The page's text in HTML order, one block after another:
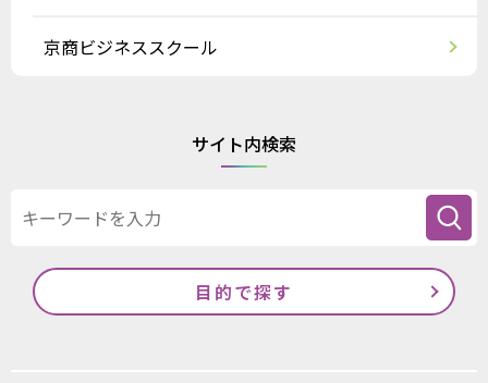
京商ビジネススクール
サイト内検索
目的で探す